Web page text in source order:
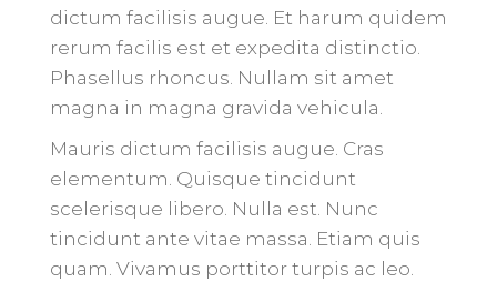
dictum facilisis augue. Et harum quidem
rerum facilis est et expedita distinctio.
Phasellus rhoncus. Nullam sit amet
magna in magna gravida vehicula.
Mauris dictum facilisis augue. Cras
elementum. Quisque tincidunt
scelerisque libero. Nulla est. Nunc
tincidunt ante vitae massa. Etiam quis
quam. Vivamus porttitor turpis ac leo.